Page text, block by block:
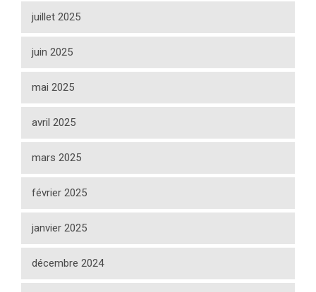
juillet 2025
juin 2025
mai 2025
avril 2025
mars 2025
février 2025
janvier 2025
décembre 2024